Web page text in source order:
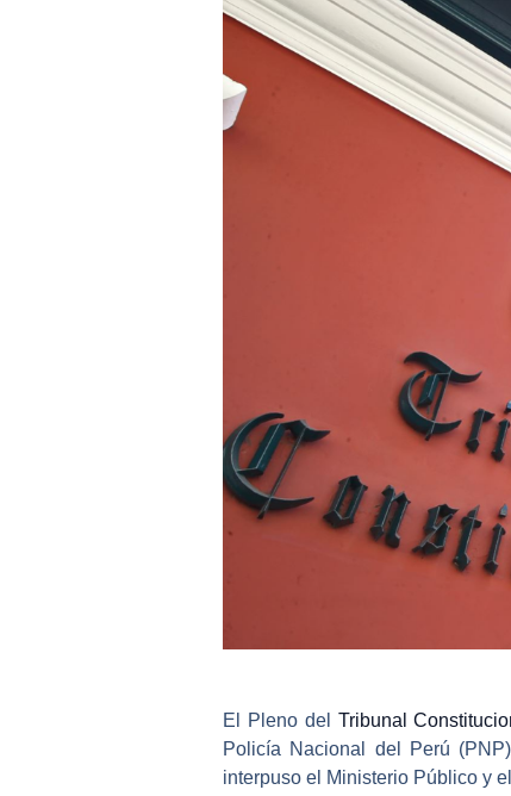
El Pleno del Tribunal
Policía Nacional del Perú
interpuso el Ministerio Público y